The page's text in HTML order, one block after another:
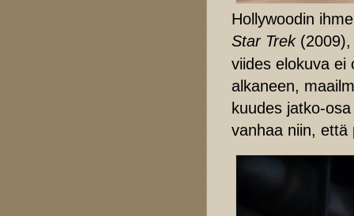
Hollywoodin
Star Trek
viides elokuva ei
alkaneen,
kuudes jatko-
vanhaa niin, että